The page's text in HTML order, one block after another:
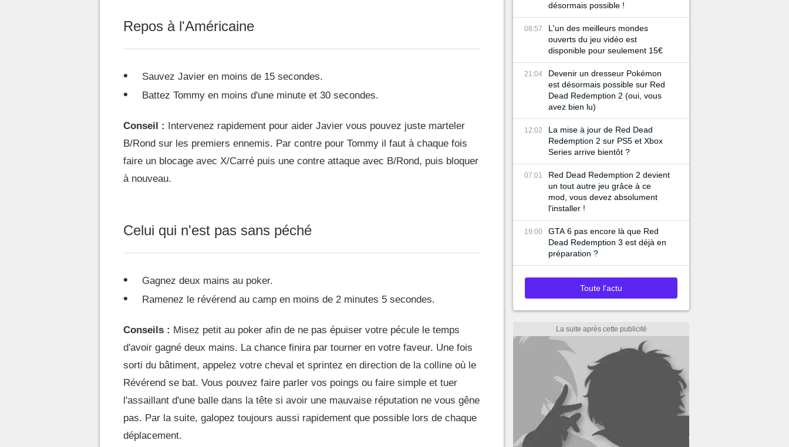
Repos à l'Américaine
Sauvez Javier en moins de 15 secondes.
Battez Tommy en moins d'une minute et 30 secondes.
Conseil : Intervenez rapidement pour aider Javier vous pouvez juste marteler
B/Rond sur les premiers ennemis. Par contre pour Tommy il faut à chaque fois
faire un blocage avec X/Carré puis une contre attaque avec B/Rond, puis bloquer
à nouveau.
Celui qui n'est pas sans péché
Gagnez deux mains au poker.
Ramenez le révérend au camp en moins de 2 minutes 5 secondes.
Conseils : Misez petit au poker afin de ne pas épuiser votre pécule le temps
d'avoir gagné deux mains. La chance finira par tourner en votre faveur. Une fois
sorti du bâtiment, appelez votre cheval et sprintez en direction de la colline où le
Révérend se bat. Vous pouvez faire parler vos poings ou faire simple et tuer
l'assaillant d'une balle dans la tête si avoir une mauvaise réputation ne vous gêne
pas. Par la suite, galopez toujours aussi rapidement que possible lors de chaque
déplacement.
désormais possible !
08:57
L'un des meilleurs mondes
ouverts du jeu vidéo est
disponible pour seulement 15€
21:04
Devenir un dresseur Pokémon
est désormais possible sur Red
Dead Redemption 2 (oui, vous
avez bien lu)
12:02
La mise à jour de Red Dead
Redemption 2 sur PS5 et Xbox
Series arrive bientôt ?
07:01
Red Dead Redemption 2 devient
un tout autre jeu grâce à ce
mod, vous devez absolument
l'installer !
19:00
GTA 6 pas encore là que Red
Dead Redemption 3 est déjà en
préparation ?
Toute l'actu